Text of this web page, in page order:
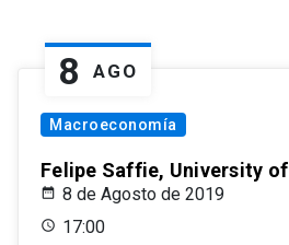
8 AGO
Macroeconomía
Felipe Saffie, University
8 de Agosto de 2019
17:00